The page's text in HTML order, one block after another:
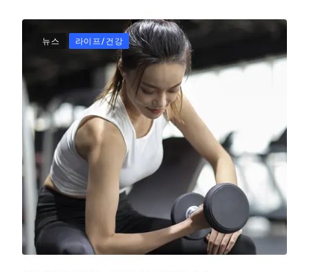
뉴스 라이프/건강